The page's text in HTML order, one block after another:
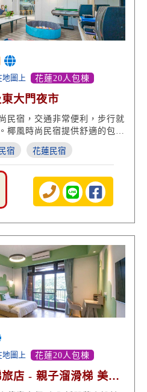
地圖上 花蓮20人包棟
大門夜市
民宿，交通非常便利，步行就
椰風時尚民宿提供舒適的包棟
可供使用，並提供溫馨的住宿
來花蓮觀光旅遊，或是商務洽
您來花蓮市區的最佳民宿首
宿 花蓮民宿
地圖上 花蓮20人包棟
旅店 - 親子溜滑梯 美學